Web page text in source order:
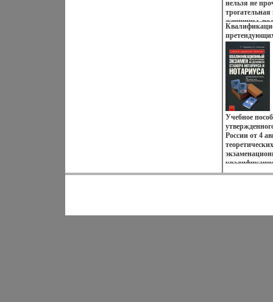
нельзя не
женщины,
поворотов,
Читателю
следовать за
вместе с ней
радость,
таковы
этот роман,
мировой
Автор
Guntekin
ноября 1889
1912 году
годах
Занимался
нотариуса и
ответы
справочник
Учебное
России от 4
желающих
на